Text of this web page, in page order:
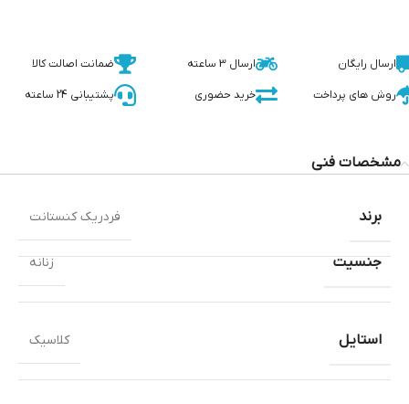
ارسال رایگان ارسال 3 ساعته ضمانت اصالت کالا
روش های پرداخت خرید حضوری پشتیبانی 24 ساعته
مشخصات فنی
جنسیت زنانه
استایل کلاسیک
برند فردریک کنستانت